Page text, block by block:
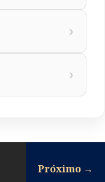
›
›
Próximo →